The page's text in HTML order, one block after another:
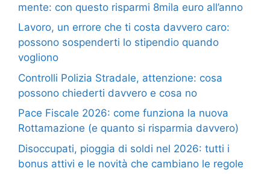
mente: con questo risparmi 8mila euro all’anno
Lavoro, un errore che ti costa davvero caro:
possono sospenderti lo stipendio quando
vogliono
Controlli Polizia Stradale, attenzione: cosa
possono chiederti davvero e cosa no
Pace Fiscale 2026: come funziona la nuova
Rottamazione (e quanto si risparmia davvero)
Disoccupati, pioggia di soldi nel 2026: tutti i
bonus attivi e le novità che cambiano le regole